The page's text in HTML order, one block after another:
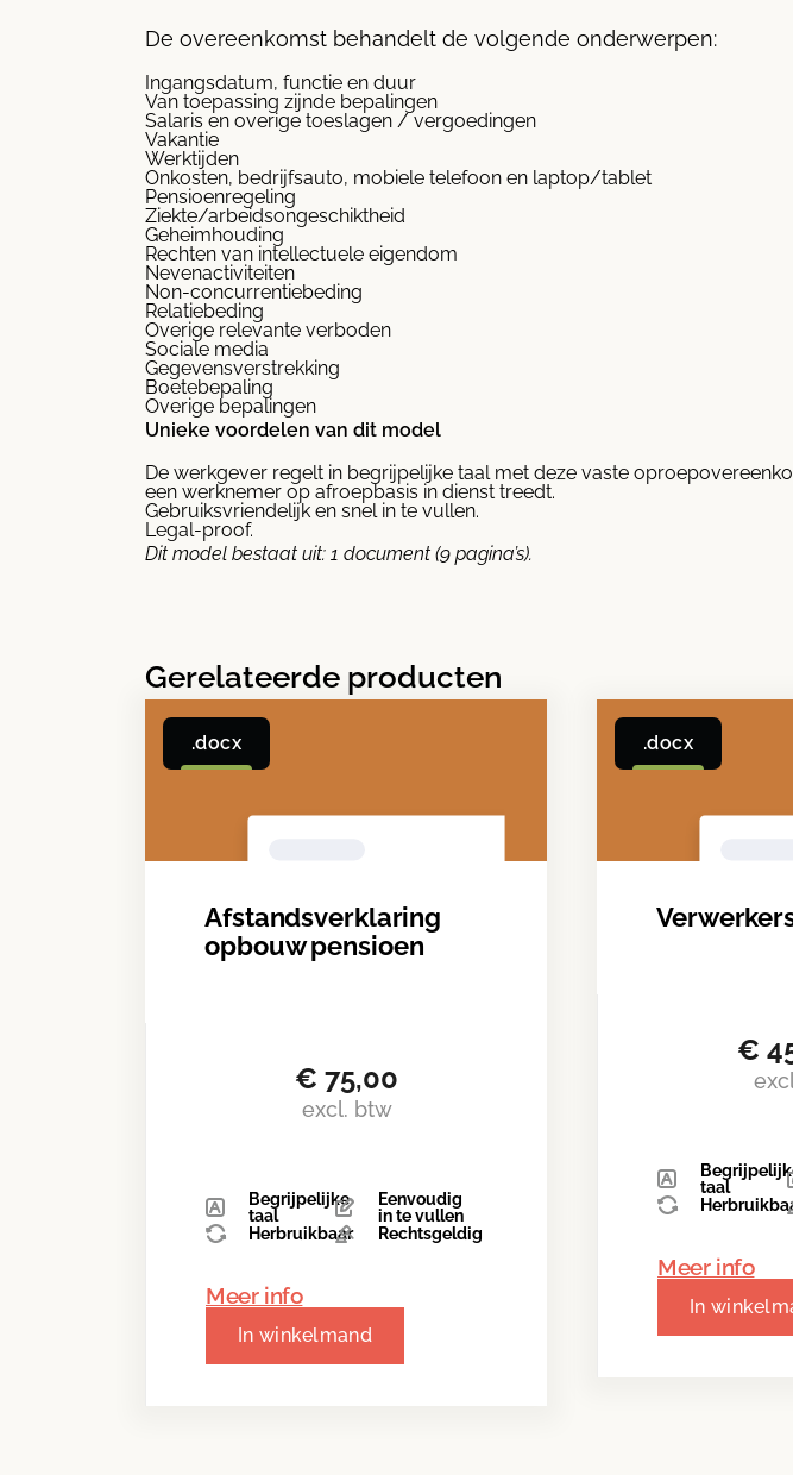
De overeenkomst behandelt de volgende onderwerpen:
Ingangsdatum, functie en duur
Van toepassing zijnde bepalingen
Salaris en overige toeslagen / vergoedingen
Vakantie
Werktijden
Onkosten, bedrijfsauto, mobiele telefoon en laptop/tablet
Pensioenregeling
Ziekte/arbeidsongeschiktheid
Geheimhouding
Rechten van intellectuele eigendom
Nevenactiviteiten
Non-concurrentiebeding
Relatiebeding
Overige relevante verboden
Sociale media
Gegevensverstrekking
Boetebepaling
Overige bepalingen
Unieke voordelen van dit model
De werkgever regelt in begrijpelijke taal met deze vaste
een werknemer op afroepbasis in dienst treedt.
Gebruiksvriendelijk en snel in te vullen.
Legal-proof.
Dit model bestaat uit: 1 document (9 pagina’s).
Gerelateerde producten
.docx
Afstandsverklaring
opbouw pensioen
€ 75,00
excl. btw
Begrijpelijke
taal
Eenvoudig
in te vullen
Herbruikbaar
Rechtsgeldig
Meer info
In winkelmand
.docx
€
taal
Meer info
In